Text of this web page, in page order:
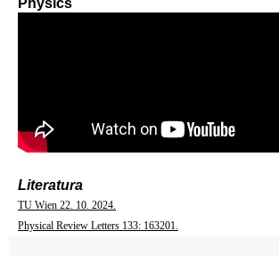
Physics
Literatura
TU Wien 22. 10. 2024.
Physical Review Letters 133: 163201.